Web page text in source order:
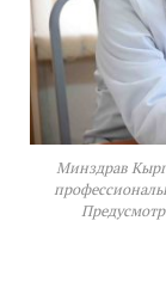
Минздрав